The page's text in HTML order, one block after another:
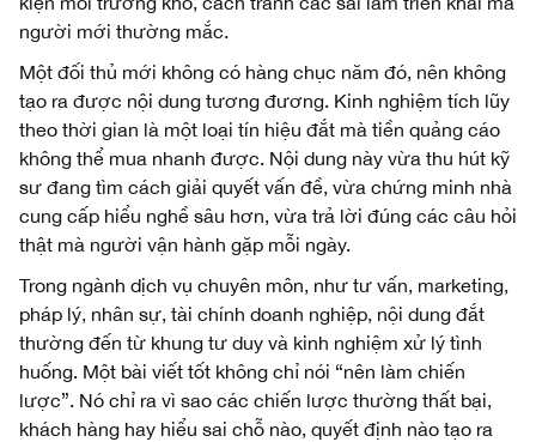
người mới thường mắc.
Một đối thủ mới không có hàng chục năm đó, nên không
tạo ra được nội dung tương đương. Kinh nghiệm tích lũy
theo thời gian là một loại tín hiệu đắt mà tiền quảng cáo
không thể mua nhanh được. Nội dung này vừa thu hút kỹ
sư đang tìm cách giải quyết vấn đề, vừa chứng minh nhà
cung cấp hiểu nghề sâu hơn, vừa trả lời đúng các câu hỏi
thật mà người vận hành gặp mỗi ngày.
Trong ngành dịch vụ chuyên môn, như tư vấn, marketing,
pháp lý, nhân sự, tài chính doanh nghiệp, nội dung đắt
thường đến từ khung tư duy và kinh nghiệm xử lý tình
huống. Một bài viết tốt không chỉ nói “nên làm chiến
lược”. Nó chỉ ra vì sao các chiến lược thường thất bại,
khách hàng hay hiểu sai chỗ nào, quyết định nào tạo ra